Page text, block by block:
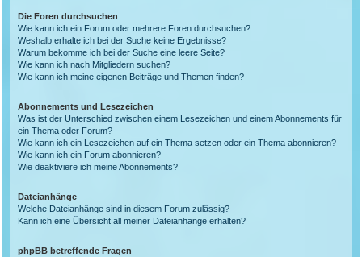
Die Foren durchsuchen
Wie kann ich ein Forum oder mehrere Foren durchsuchen?
Weshalb erhalte ich bei der Suche keine Ergebnisse?
Warum bekomme ich bei der Suche eine leere Seite?
Wie kann ich nach Mitgliedern suchen?
Wie kann ich meine eigenen Beiträge und Themen finden?
Abonnements und Lesezeichen
Was ist der Unterschied zwischen einem Lesezeichen und einem Abonnements für
ein Thema oder Forum?
Wie kann ich ein Lesezeichen auf ein Thema setzen oder ein Thema abonnieren?
Wie kann ich ein Forum abonnieren?
Wie deaktiviere ich meine Abonnements?
Dateianhänge
Welche Dateianhänge sind in diesem Forum zulässig?
Kann ich eine Übersicht all meiner Dateianhänge erhalten?
phpBB betreffende Fragen